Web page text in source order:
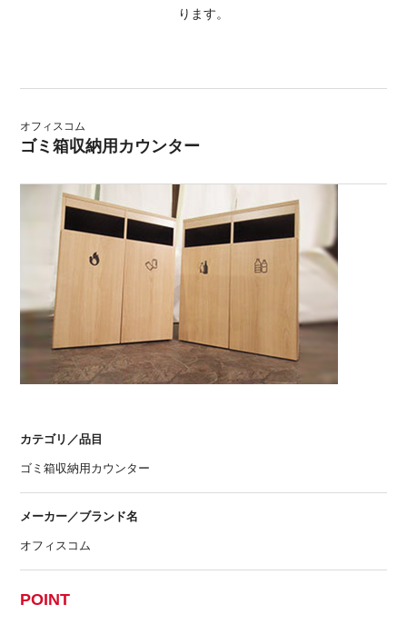
ります。
オフィスコム
ゴミ箱収納用カウンター
カテゴリ／品目
ゴミ箱収納用カウンター
メーカー／ブランド名
オフィスコム
POINT